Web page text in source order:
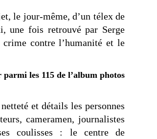
le jour-même, d’un télex de
une fois retrouvé par Serge
contre l’humanité et le
les 115 de l’album photos
et détails les personnes
cameramen, journalistes
coulisses : le centre de